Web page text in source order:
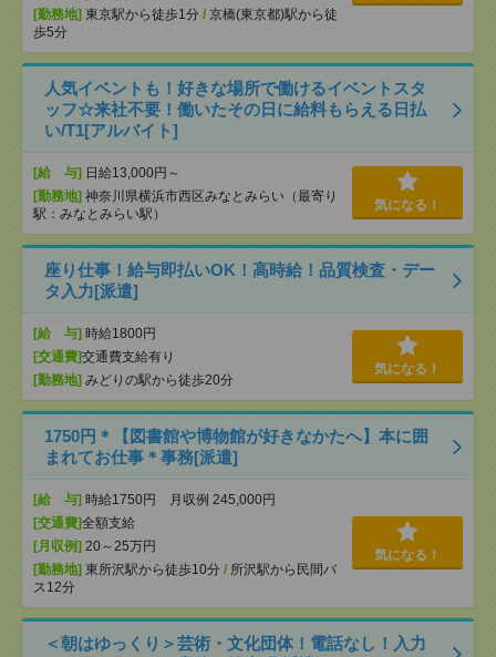
[勤務地] 東京駅から徒歩1分 / 京橋(東京都)駅から徒
歩5分
人気イベントも！好きな場所で働けるイベントスタ
ッフ☆来社不要！働いたその日に給料もらえる日払
い/T1[アルバイト]
[給 与] 日給13,000円～
[勤務地] 神奈川県横浜市西区みなとみらい（最寄り
駅：みなとみらい駅）
気になる！
座り仕事！給与即払いOK！高時給！品質検査・デー
タ入力[派遣]
[給 与] 時給1800円
[交通費]交通費支給有り
[勤務地] みどりの駅から徒歩20分
気になる！
1750円＊【図書館や博物館が好きなかたへ】本に囲
まれてお仕事＊事務[派遣]
[給 与] 時給1750円 月収例 245,000円
[交通費]全額支給
[月収例] 20～25万円
[勤務地] 東所沢駅から徒歩10分 / 所沢駅から民間バ
ス12分
気になる！
＜朝はゆっくり＞芸術・文化団体！電話なし！入力